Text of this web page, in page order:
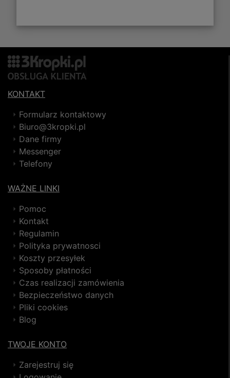
KONTAKT
Formularz kontaktowy
Biuro@3kropki.pl
Dane firmy
Messenger
Telefony
WAŻNE LINKI
Pomoc
Kontakt
Regulamin
Polityka prywatnosci
Koszty przesyłek
Sposoby płatności
Czas realizacji zamówienia
Bezpieczeństwo danych
Pliki cookies
Blog
TWOJE KONTO
Zarejestruj się